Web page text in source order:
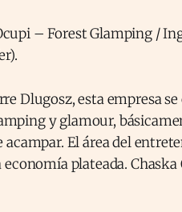
Dlugosz, esta empresa
y glamour,
acampar. El área del
plateada.